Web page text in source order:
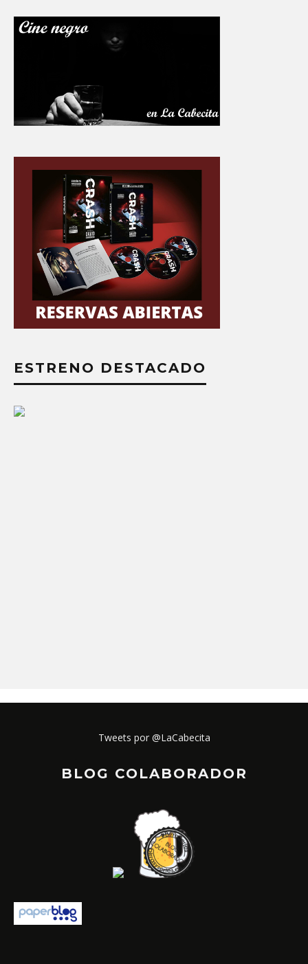
ESTRENO DESTACADO
Tweets por @LaCabecita
BLOG COLABORADOR